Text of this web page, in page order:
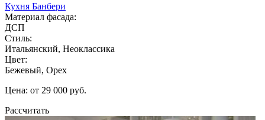
Кухня Банбери
Материал фасада:
ДСП
Стиль:
Итальянский, Неоклассика
Цвет:
Бежевый, Орех
Цена: от 29 000 руб.
Рассчитать